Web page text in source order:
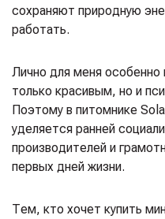
сохраняют природную
работать.
Лично для меня
только красивым, но и
Поэтому в питомнике
уделяется ранней
производителей и
первых дней жизни.
Тем, кто хочет купить